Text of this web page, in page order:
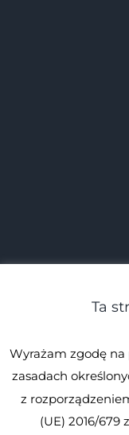
Ta
Wyrażam zgodę
zasadach
z
(UE) 2016/679